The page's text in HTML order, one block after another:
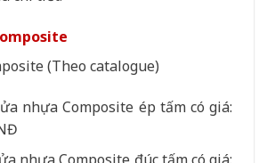
(Theo catalogue)
nhựa Composite ép tấm có giá: